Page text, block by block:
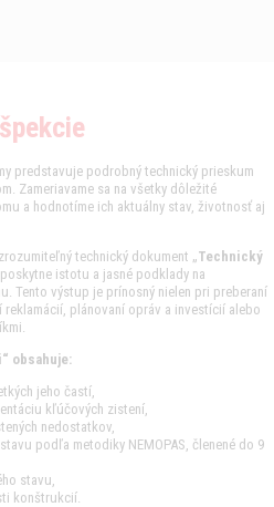
predstavuje podrobný technický prieskum
Zameriavame sa na všetky dôležité
a hodnotíme ich aktuálny stav, životnosť aj
technický dokument „Technický
istotu a jasné podklady na
Tento výstup je prínosný nielen pri preberaní
plánovaní opráv a investícií alebo
obsahuje:
jeho častí,
kľúčových zistení,
nedostatkov,
podľa metodiky NEMOPAS, členené do 9
stavu,
konštrukcií.